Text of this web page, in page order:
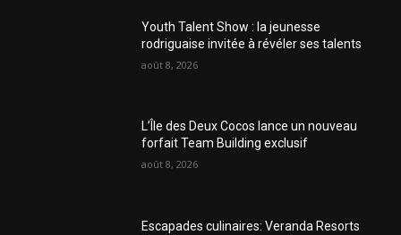
Youth Talent Show : la jeunesse
rodriguaise invitée à révéler ses talents
août 8, 2026
L’Île des Deux Cocos lance un nouveau
forfait Team Building exclusif
août 8, 2026
Escapades culinaires: Veranda Resorts